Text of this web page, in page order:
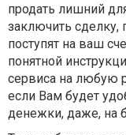
продать лишний
заключить сделку,
поступят на ваш
понятной
сервиса на любую
если Вам будет
денежки, даже, на